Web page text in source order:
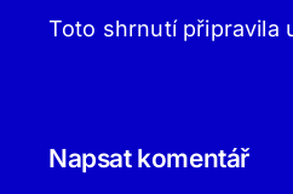
Toto shrnutí připravila
Napsat komentář